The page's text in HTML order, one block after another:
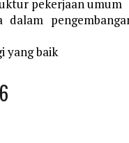
pekerjaan umum
dalam
yang baik